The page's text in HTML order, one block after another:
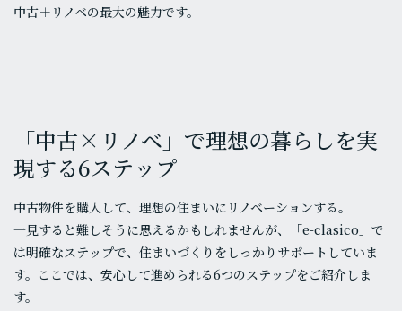
中古＋リノベの最大の魅力です。
「中古×リノベ」で理想の暮らしを実
現する6ステップ
中古物件を購入して、理想の住まいにリノベーションする。
一見すると難しそうに思えるかもしれませんが、「e-clasico」で
は明確なステップで、住まいづくりをしっかりサポートしていま
す。ここでは、安心して進められる6つのステップをご紹介しま
す。